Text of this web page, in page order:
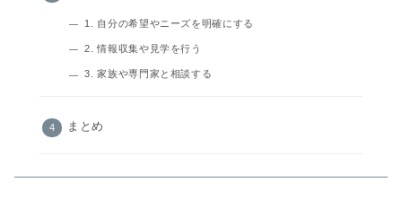
1. 自分の希望やニーズを明確にする
2. 情報収集や見学を行う
3. 家族や専門家と相談する
まとめ